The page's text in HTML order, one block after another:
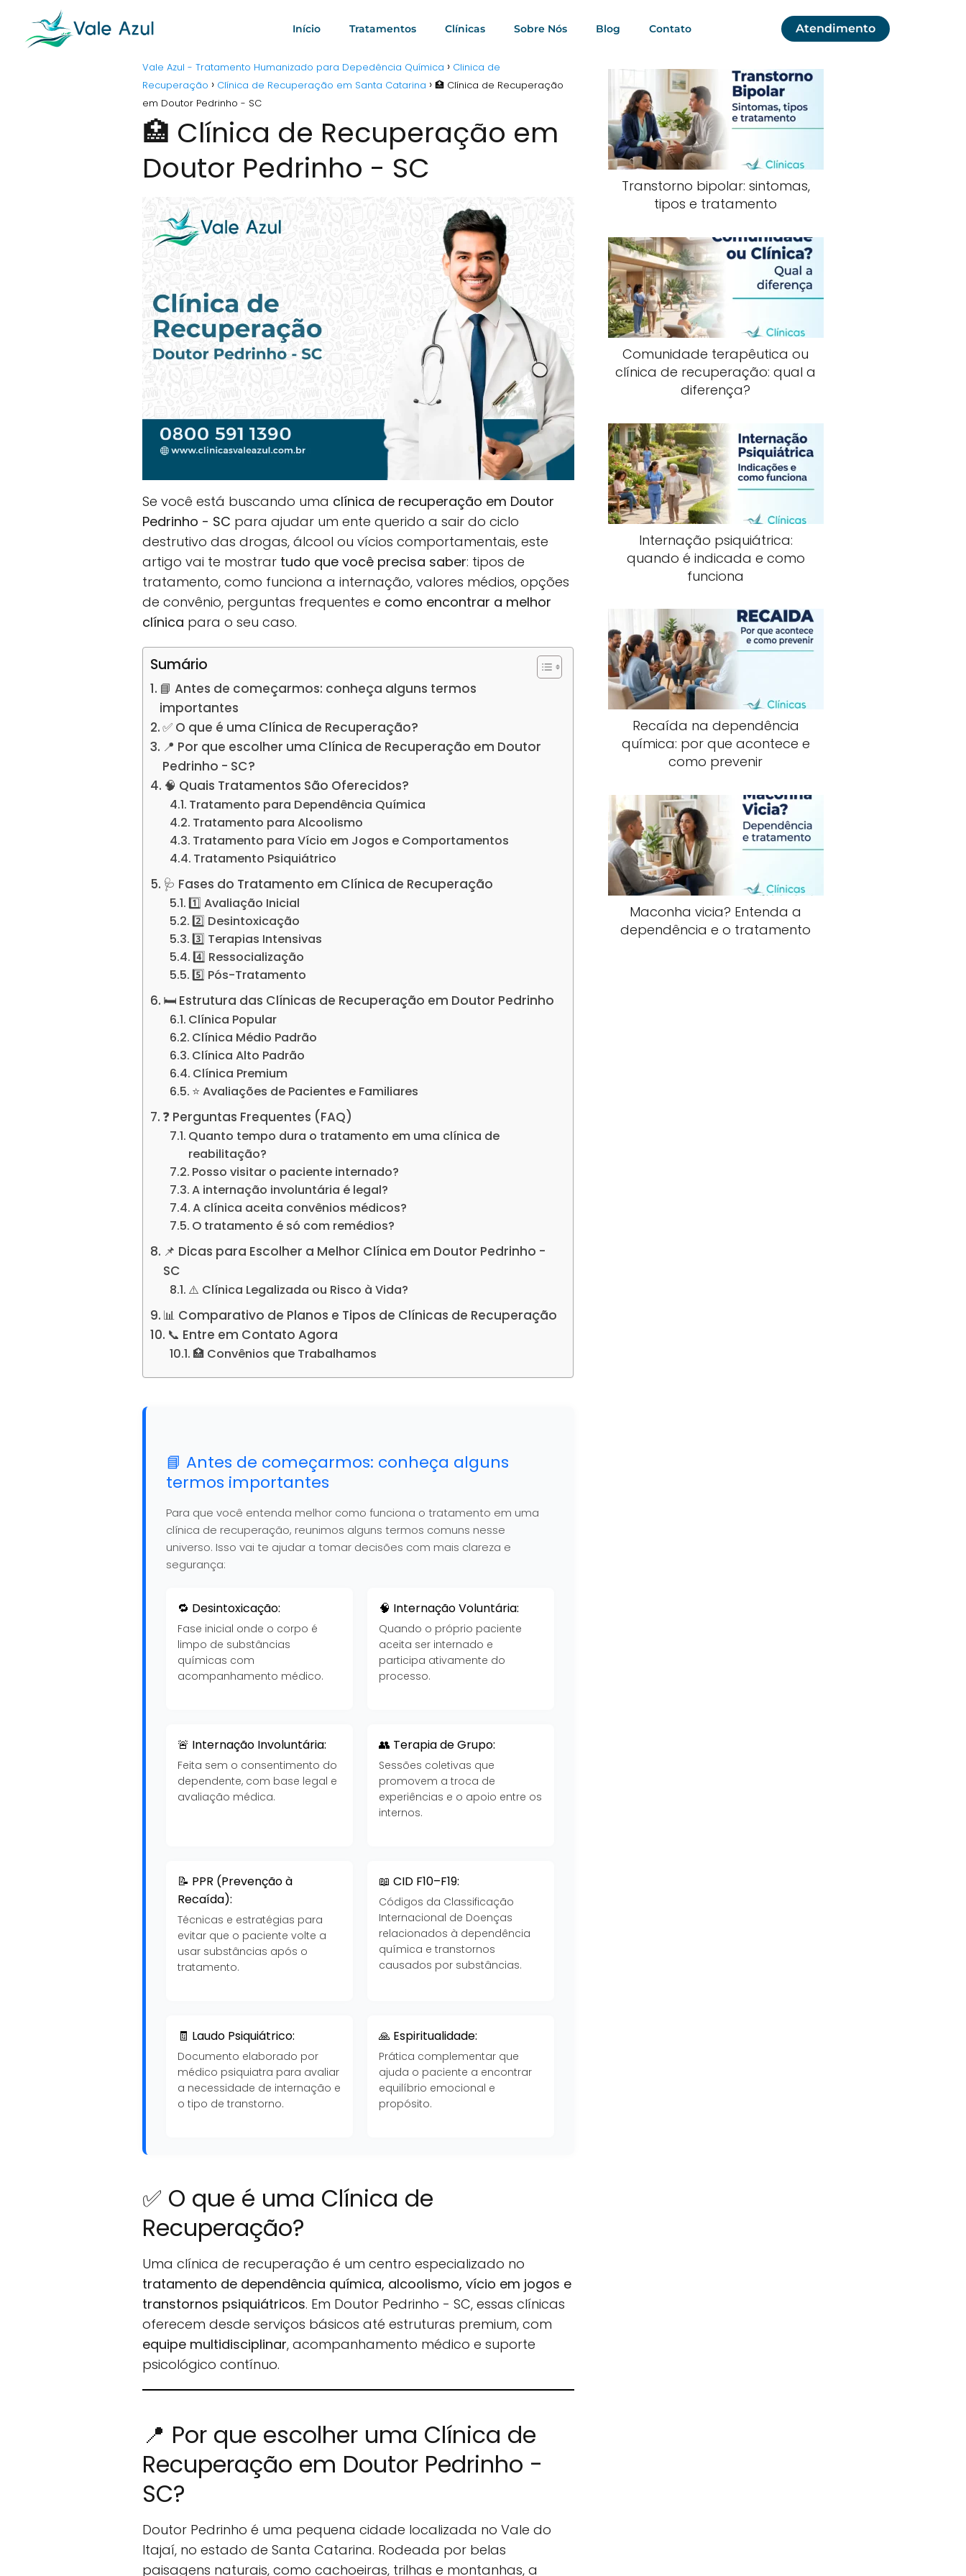
Início Tratamentos Clínicas Sobre Nós Blog Contato Atendimento
Vale Azul - Tratamento Humanizado para Depedência Química
Clinica de
Recuperação
Clínica de Recuperação em Santa Catarina
🏥 Clínica de Recuperação
em Doutor Pedrinho - SC
🏥 Clínica de Recuperação em
Doutor Pedrinho - SC
Se você está buscando uma clínica de recuperação em Doutor
Pedrinho - SC para ajudar um ente querido a sair do ciclo
destrutivo das drogas, álcool ou vícios comportamentais, este
artigo vai te mostrar tudo que você precisa saber: tipos de
tratamento, como funciona a internação, valores médios, opções
de convênio, perguntas frequentes e como encontrar a melhor
clínica para o seu caso.
Sumário
📘 Antes de começarmos: conheça alguns termos
importantes
✅ O que é uma Clínica de Recuperação?
📍 Por que escolher uma Clínica de Recuperação em Doutor
Pedrinho - SC?
🧠 Quais Tratamentos São Oferecidos?
Tratamento para Dependência Química
Tratamento para Alcoolismo
Tratamento para Vício em Jogos e Comportamentos
Tratamento Psiquiátrico
🩺 Fases do Tratamento em Clínica de Recuperação
1️⃣ Avaliação Inicial
2️⃣ Desintoxicação
3️⃣ Terapias Intensivas
4️⃣ Ressocialização
5️⃣ Pós-Tratamento
🛏️ Estrutura das Clínicas de Recuperação em Doutor Pedrinho
Clínica Popular
Clínica Médio Padrão
Clínica Alto Padrão
Clínica Premium
⭐ Avaliações de Pacientes e Familiares
❓ Perguntas Frequentes (FAQ)
Quanto tempo dura o tratamento em uma clínica de
reabilitação?
Posso visitar o paciente internado?
A internação involuntária é legal?
A clínica aceita convênios médicos?
O tratamento é só com remédios?
📌 Dicas para Escolher a Melhor Clínica em Doutor Pedrinho -
SC
⚠️ Clínica Legalizada ou Risco à Vida?
📊 Comparativo de Planos e Tipos de Clínicas de Recuperação
📞 Entre em Contato Agora
🏥 Convênios que Trabalhamos
📘 Antes de começarmos: conheça alguns
termos importantes
Para que você entenda melhor como funciona o tratamento em uma
clínica de recuperação, reunimos alguns termos comuns nesse
universo. Isso vai te ajudar a tomar decisões com mais clareza e
segurança:
🔁 Desintoxicação:
Fase inicial onde o corpo é
limpo de substâncias
químicas com
acompanhamento médico.
🧠 Internação Voluntária:
Quando o próprio paciente
aceita ser internado e
participa ativamente do
processo.
🚨 Internação Involuntária:
Feita sem o consentimento do
dependente, com base legal e
avaliação médica.
👥 Terapia de Grupo:
Sessões coletivas que
promovem a troca de
experiências e o apoio entre os
internos.
📝 PPR (Prevenção à
Recaída):
Técnicas e estratégias para
evitar que o paciente volte a
usar substâncias após o
tratamento.
📖 CID F10–F19:
Códigos da Classificação
Internacional de Doenças
relacionados à dependência
química e transtornos
causados por substâncias.
🧾 Laudo Psiquiátrico:
Documento elaborado por
médico psiquiatra para avaliar
a necessidade de internação e
o tipo de transtorno.
🙏 Espiritualidade:
Prática complementar que
ajuda o paciente a encontrar
equilíbrio emocional e
propósito.
✅ O que é uma Clínica de
Recuperação?
Uma clínica de recuperação é um centro especializado no
tratamento de dependência química, alcoolismo, vício em jogos e
transtornos psiquiátricos. Em Doutor Pedrinho - SC, essas clínicas
oferecem desde serviços básicos até estruturas premium, com
equipe multidisciplinar, acompanhamento médico e suporte
psicológico contínuo.
📍 Por que escolher uma Clínica de
Recuperação em Doutor Pedrinho -
SC?
Doutor Pedrinho é uma pequena cidade localizada no Vale do
Itajaí, no estado de Santa Catarina. Rodeada por belas
paisagens naturais, como cachoeiras, trilhas e montanhas, a
Transtorno bipolar: sintomas,
tipos e tratamento
Comunidade terapêutica ou
clínica de recuperação: qual a
diferença?
Internação psiquiátrica:
quando é indicada e como
funciona
Recaída na dependência
química: por que acontece e
como prevenir
Maconha vicia? Entenda a
dependência e o tratamento